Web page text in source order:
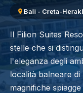
Bali - Creta-
Il Filion Suites
stelle che si
l'eleganza degli
località balneare
magnifiche